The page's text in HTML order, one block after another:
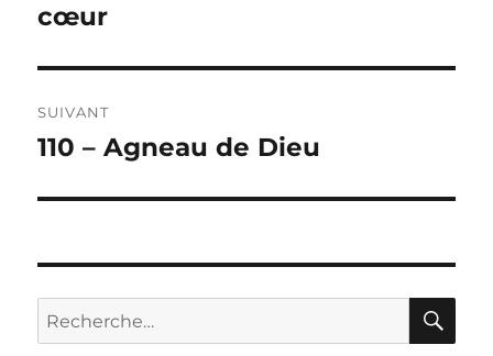
l’article
précédente :
cœur
SUIVANT
Publication
110 – Agneau de Dieu
Recherche
pour :